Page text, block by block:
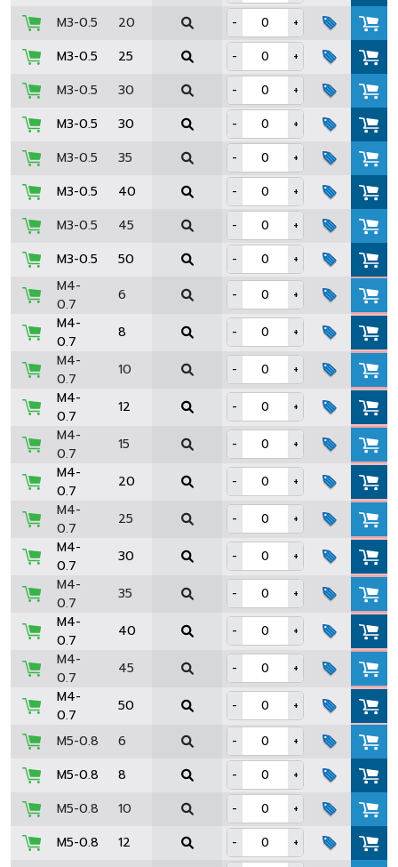
M3-0.5
20 -
+
M3-0.5
25 -
+
M3-0.5
30 -
+
M3-0.5
30 -
+
M3-0.5
35 -
+
M3-0.5
40 -
+
M3-0.5
45 -
+
M3-0.5
50 -
+
M4-
0.7
6 -
+
M4-
0.7
8 -
+
M4-
0.7
10 -
+
M4-
0.7
12 -
+
M4-
0.7
15 -
+
M4-
0.7
20 -
+
M4-
0.7
25 -
+
M4-
0.7
30 -
+
M4-
0.7
35 -
+
M4-
0.7
40 -
+
M4-
0.7
45 -
+
M4-
0.7
50 -
+
M5-0.8
6 -
+
M5-0.8
8 -
+
M5-0.8
10 -
+
M5-0.8
12 - +